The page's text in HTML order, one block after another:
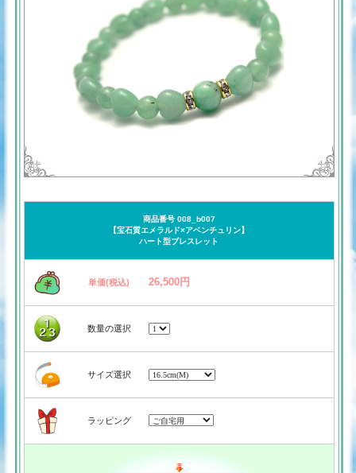
商品番号 008_b007
【宝石質エメラルド×アベンチュリン】
ハート型ブレスレット
単価(税込) 26,500円
数量の選択
サイズ選択
ラッピング